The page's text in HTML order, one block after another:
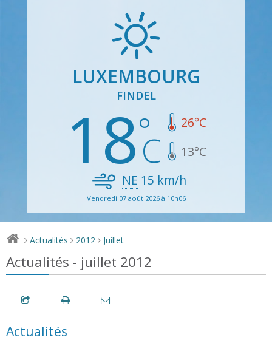
LUXEMBOURG
FINDEL
18 26°C
13°C
NE 15 km/h
Vendredi 07 août 2026 à 10h06
> Actualités > 2012 > Juillet
Actualités - juillet 2012
Actualités